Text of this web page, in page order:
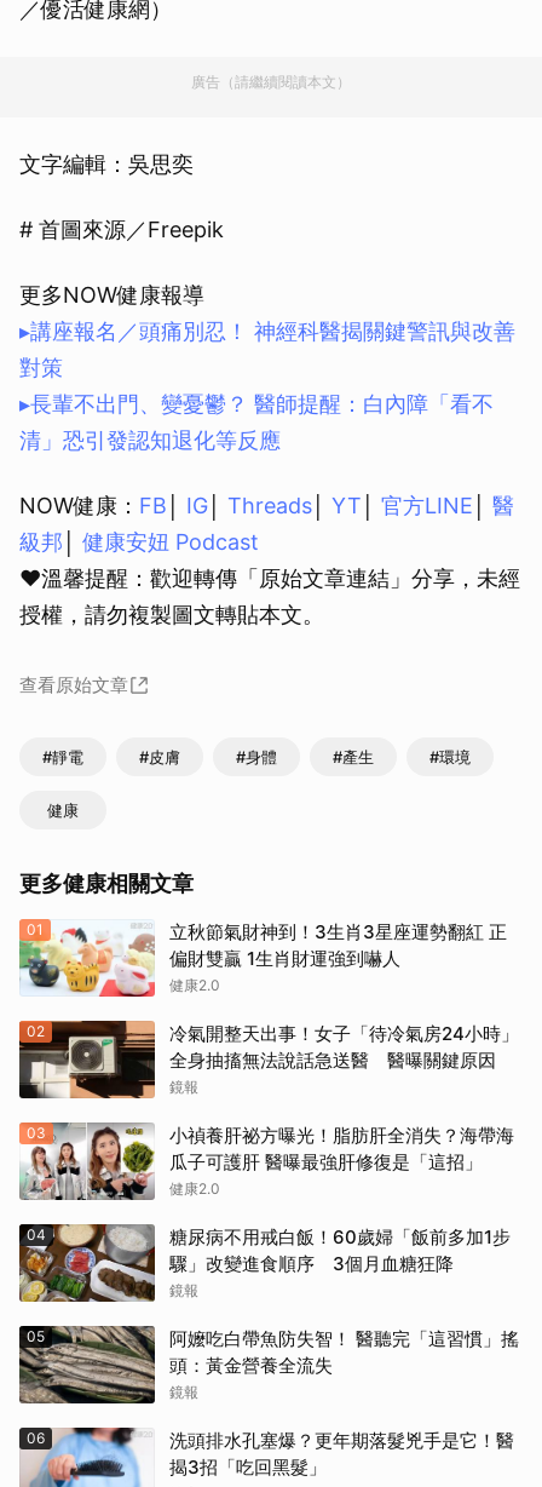
／優活健康網）
廣告（請繼續閱讀本文）
文字編輯：吳思奕
# 首圖來源／Freepik
更多NOW健康報導
▸講座報名／頭痛別忍！ 神經科醫揭關鍵警訊與改善
對策
▸長輩不出門、變憂鬱？ 醫師提醒：白內障「看不
清」恐引發認知退化等反應
NOW健康： FB IG Threads YT 官方LINE
醫
級邦
健康安妞 Podcast
❤溫馨提醒：歡迎轉傳「原始文章連結」分享，未經
授權，請勿複製圖文轉貼本文。
查看原始文章
#靜電 #皮膚 #身體 #產生 #環境
健康
更多健康相關文章
01
立秋節氣財神到！3生肖3星座運勢翻紅 正
偏財雙贏 1生肖財運強到嚇人
健康2.0
02
冷氣開整天出事！女子「待冷氣房24小時」
全身抽搐無法說話急送醫 醫曝關鍵原因
鏡報
03
小禎養肝祕方曝光！脂肪肝全消失？海帶海
瓜子可護肝 醫曝最強肝修復是「這招」
健康2.0
04
糖尿病不用戒白飯！60歲婦「飯前多加1步
驟」改變進食順序 3個月血糖狂降
鏡報
05
阿嬤吃白帶魚防失智！ 醫聽完「這習慣」搖
頭：黃金營養全流失
鏡報
06
洗頭排水孔塞爆？更年期落髮兇手是它！醫
揭3招「吃回黑髮」